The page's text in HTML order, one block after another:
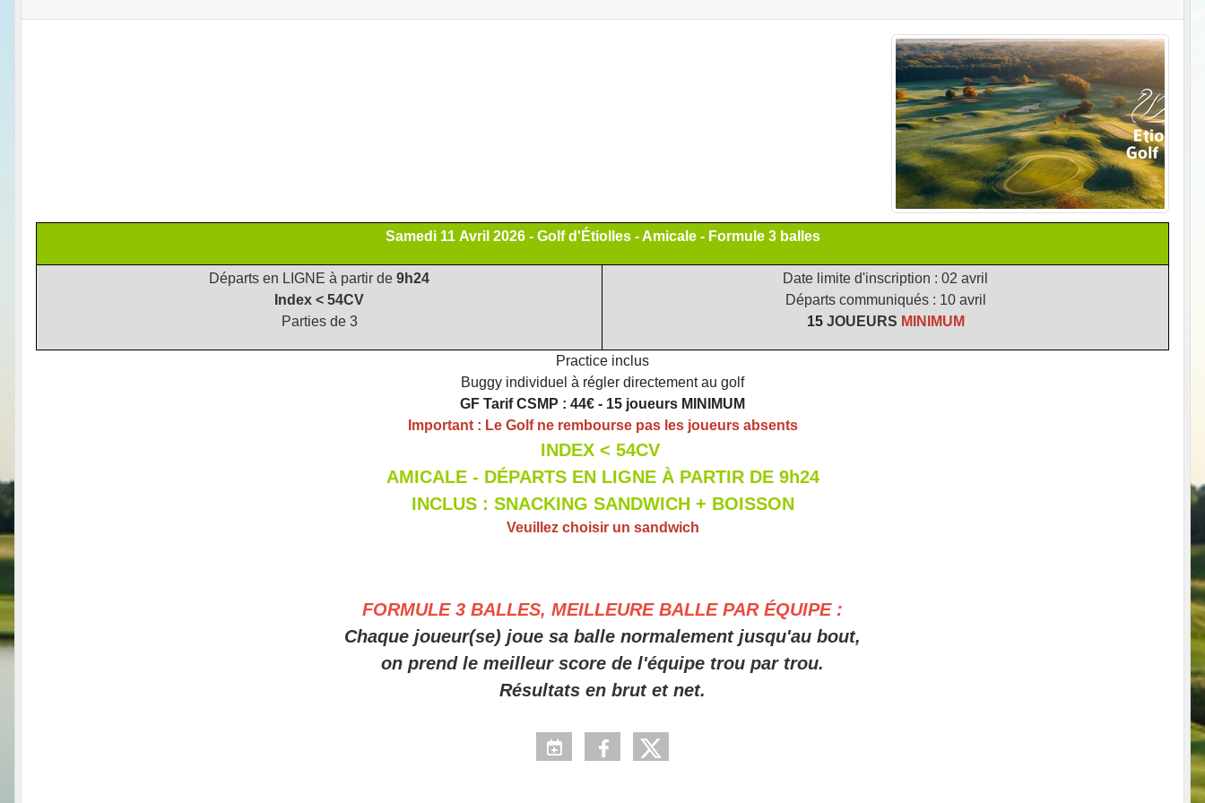
Samedi 11 Avril 2026 - Golf d'Étiolles - Amicale - Formule 3 balles
Départs en LIGNE à partir de 9h24
Index < 54CV
Parties de 3
Date limite d'inscription : 02 avril
Départs communiqués : 10 avril
15JOUEURS MINIMUM
Practice inclus
Buggy individuel à régler directement au golf
GF Tarif CSMP : 44€ - 15 joueurs MINIMUM
Important : Le Golf ne rembourse pas les joueurs absents
INDEX < 54CV
AMICALE - DÉPARTS EN LIGNE À PARTIR DE 9h24
INCLUS : SNACKING SANDWICH + BOISSON
Veuillez choisir un sandwich
FORMULE 3 BALLES, MEILLEURE BALLE PAR ÉQUIPE :
Chaque joueur(se) joue sa balle normalement jusqu'au bout,
on prend le meilleur score de l'équipe trou par trou.
Résultats en brut et net.